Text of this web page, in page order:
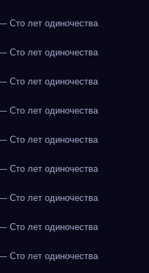
Сто лет одиночества
Сто лет одиночества
Сто лет одиночества
Сто лет одиночества
Сто лет одиночества
Сто лет одиночества
Сто лет одиночества
Сто лет одиночества
Сто лет одиночества